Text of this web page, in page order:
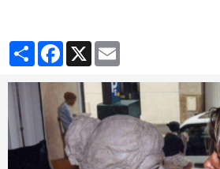
PartagerFacebook
X